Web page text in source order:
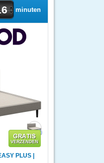
minuten
PLUS |